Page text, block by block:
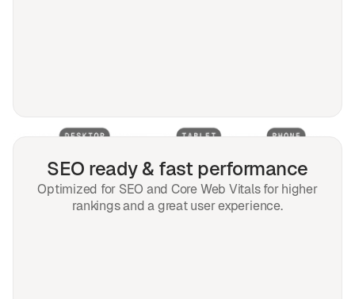
SEO ready & fast performance
Optimized for SEO and Core Web Vitals for higher
rankings and a great user experience.